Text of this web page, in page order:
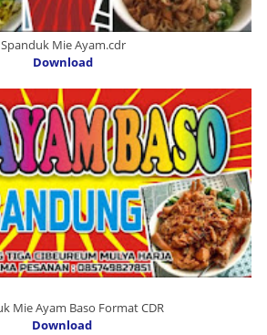
Spanduk Mie Ayam.cdr
Download
Mie Ayam Baso Format CDR
Download